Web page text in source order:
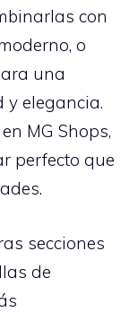
con
o
una
y elegancia.
MG Shops,
perfecto que
secciones
de